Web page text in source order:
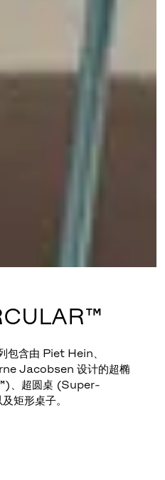
含由 Piet Hein、
Jacobsen 设计的超椭
、超圆桌 (Super-
矩形桌子。